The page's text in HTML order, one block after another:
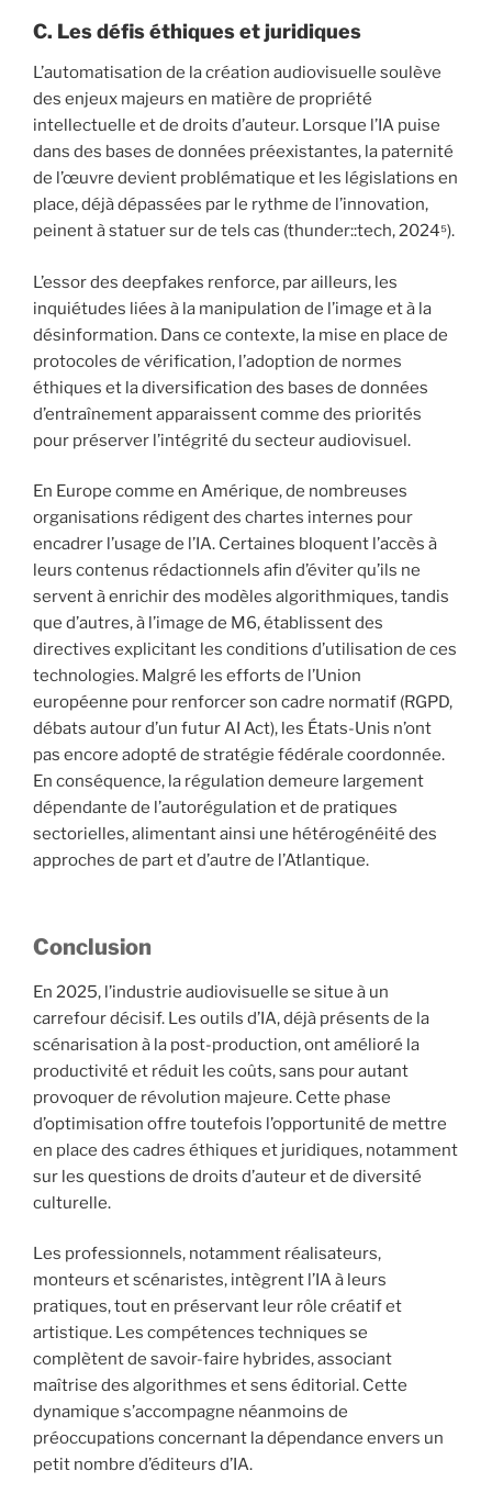
C. Les défis éthiques et juridiques
L’automatisation de la création audiovisuelle soulève
des enjeux majeurs en matière de propriété
intellectuelle et de droits d’auteur. Lorsque l’IA puise
dans des bases de données préexistantes, la paternité
de l’œuvre devient problématique et les législations en
place, déjà dépassées par le rythme de l’innovation,
peinent à statuer sur de tels cas (thunder::tech, 2024⁵).
L’essor des deepfakes renforce, par ailleurs, les
inquiétudes liées à la manipulation de l’image et à la
désinformation. Dans ce contexte, la mise en place de
protocoles de vérification, l’adoption de normes
éthiques et la diversification des bases de données
d’entraînement apparaissent comme des priorités
pour préserver l’intégrité du secteur audiovisuel.
En Europe comme en Amérique, de nombreuses
organisations rédigent des chartes internes pour
encadrer l’usage de l’IA. Certaines bloquent l’accès à
leurs contenus rédactionnels afin d’éviter qu’ils ne
servent à enrichir des modèles algorithmiques, tandis
que d’autres, à l’image de M6, établissent des
directives explicitant les conditions d’utilisation de ces
technologies. Malgré les efforts de l’Union
européenne pour renforcer son cadre normatif (RGPD,
débats autour d’un futur AI Act), les États-Unis n’ont
pas encore adopté de stratégie fédérale coordonnée.
En conséquence, la régulation demeure largement
dépendante de l’autorégulation et de pratiques
sectorielles, alimentant ainsi une hétérogénéité des
approches de part et d’autre de l’Atlantique.
Conclusion
En 2025, l’industrie audiovisuelle se situe à un
carrefour décisif. Les outils d’IA, déjà présents de la
scénarisation à la post-production, ont amélioré la
productivité et réduit les coûts, sans pour autant
provoquer de révolution majeure. Cette phase
d’optimisation offre toutefois l’opportunité de mettre
en place des cadres éthiques et juridiques, notamment
sur les questions de droits d’auteur et de diversité
culturelle.
Les professionnels, notamment réalisateurs,
monteurs et scénaristes, intègrent l’IA à leurs
pratiques, tout en préservant leur rôle créatif et
artistique. Les compétences techniques se
complètent de savoir-faire hybrides, associant
maîtrise des algorithmes et sens éditorial. Cette
dynamique s’accompagne néanmoins de
préoccupations concernant la dépendance envers un
petit nombre d’éditeurs d’IA.